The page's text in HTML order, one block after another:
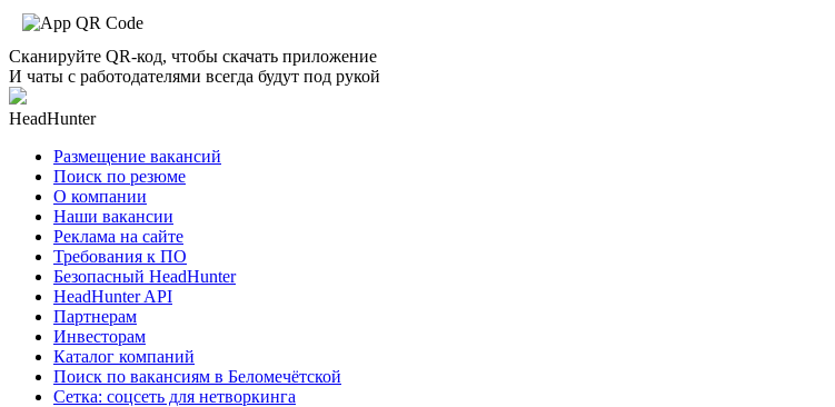
Сканируйте QR-код, чтобы скачать приложение
И чаты с работодателями всегда будут под рукой
HeadHunter
Размещение вакансий
Поиск по резюме
О компании
Наши вакансии
Реклама на сайте
Требования к ПО
Безопасный HeadHunter
HeadHunter API
Партнерам
Инвесторам
Каталог компаний
Поиск по вакансиям в Беломечётской
Сетка: соцсеть для нетворкинга